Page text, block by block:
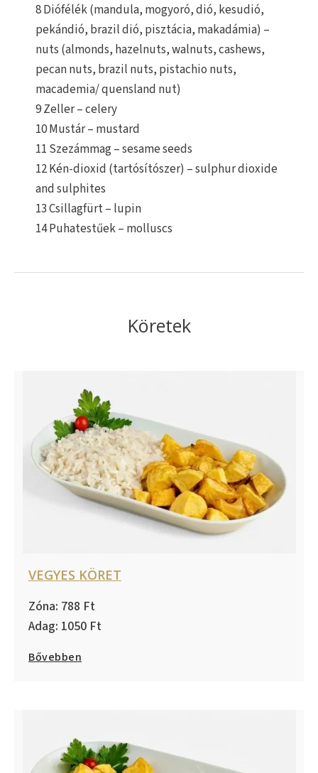
8 Diófélék (mandula, mogyoró, dió, kesudió,
pekándió, brazil dió, pisztácia, makadámia) –
nuts (almonds, hazelnuts, walnuts, cashews,
pecan nuts, brazil nuts, pistachio nuts,
macademia/ quensland nut)
9 Zeller – celery
10 Mustár – mustard
11 Szezámmag – sesame seeds
12 Kén-dioxid (tartósítószer) – sulphur dioxide
and sulphites
13 Csillagfürt – lupin
14 Puhatestűek – molluscs
Köretek
VEGYES KÖRET
788
1050
Bővebben